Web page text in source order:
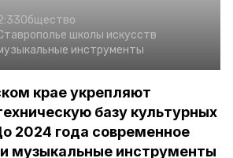
Общество
школы искусств
инструменты
крае укрепляют
базу культурных
2024 года современное
музыкальные инструменты